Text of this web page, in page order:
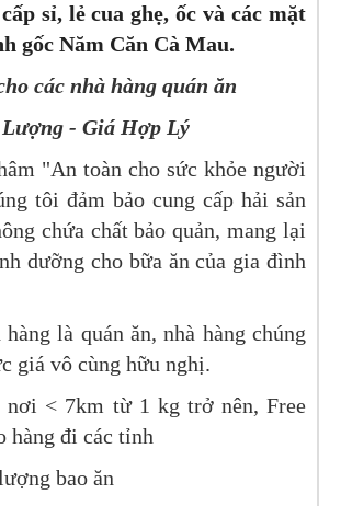
sỉ, lẻ cua ghẹ, ốc và các mặt
gốc Năm Căn Cà Mau.
các nhà hàng quán ăn
- Giá Hợp Lý
"An toàn cho sức khỏe người
tôi đảm bảo cung cấp hải sản
chứa chất bảo quản, mang lại
dưỡng cho bữa ăn của gia đình
là quán ăn, nhà hàng chúng
giá vô cùng hữu nghị.
nơi < 7km từ 1 kg trở nên, Free
hàng đi các tỉnh
bao ăn